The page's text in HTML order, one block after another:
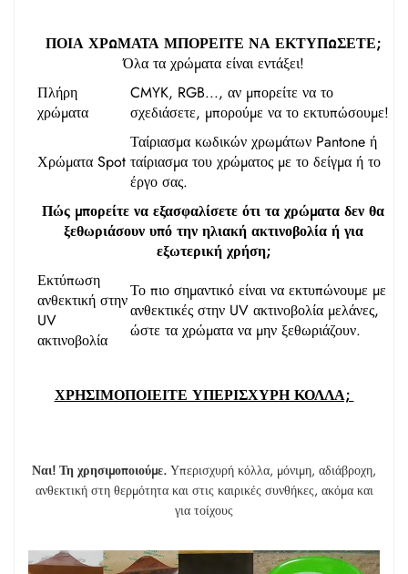
ΠΟΙΑ ΧΡΩΜΑΤΑ ΜΠΟΡΕΙΤΕ ΝΑ ΕΚΤΥΠΩΣΕΤΕ;
Όλα τα χρώματα είναι εντάξει!
Πλήρη
χρώματα
CMYK, RGB..., αν μπορείτε να το
σχεδιάσετε, μπορούμε να το εκτυπώσουμε!
Χρώματα Spot
Ταίριασμα κωδικών χρωμάτων Pantone ή
ταίριασμα του χρώματος με το δείγμα ή το
έργο σας.
Πώς μπορείτε να εξασφαλίσετε ότι τα χρώματα δεν θα
ξεθωριάσουν υπό την ηλιακή ακτινοβολία ή για
εξωτερική χρήση;
Εκτύπωση
ανθεκτική στην
UV
ακτινοβολία
Το πιο σημαντικό είναι να εκτυπώνουμε με
ανθεκτικές στην UV ακτινοβολία μελάνες,
ώστε τα χρώματα να μην ξεθωριάζουν.
ΧΡΗΣΙΜΟΠΟΙΕΙΤΕ ΥΠΕΡΙΣΧΥΡΗ ΚΟΛΛΑ;
Ναι! Τη χρησιμοποιούμε. Υπερισχυρή κόλλα, μόνιμη, αδιάβροχη,
ανθεκτική στη θερμότητα και στις καιρικές συνθήκες, ακόμα και
για τοίχους